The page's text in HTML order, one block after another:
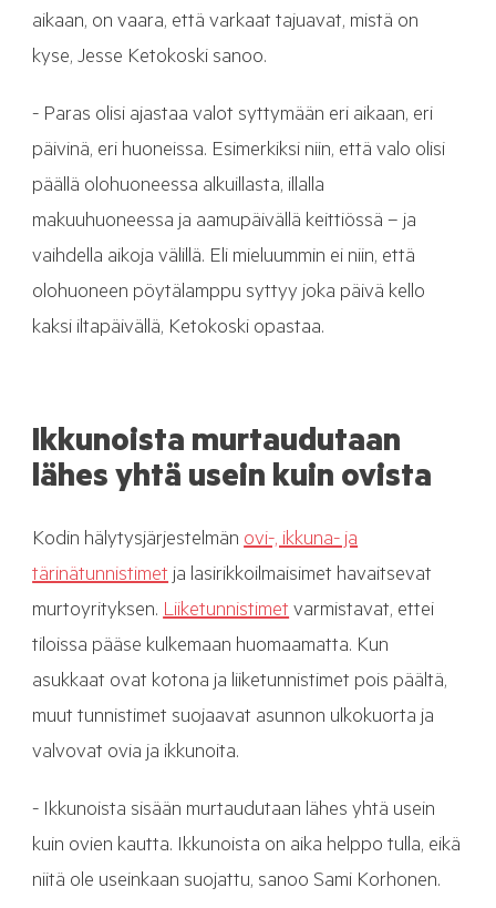
aikaan, on vaara, että varkaat tajuavat, mistä on
kyse, Jesse Ketokoski sanoo.
- Paras olisi ajastaa valot syttymään eri aikaan, eri
päivinä, eri huoneissa. Esimerkiksi niin, että valo olisi
päällä olohuoneessa alkuillasta, illalla
makuuhuoneessa ja aamupäivällä keittiössä – ja
vaihdella aikoja välillä. Eli mieluummin ei niin, että
olohuoneen pöytälamppu syttyy joka päivä kello
kaksi iltapäivällä, Ketokoski opastaa.
Ikkunoista murtaudutaan
lähes yhtä usein kuin ovista
Kodin hälytysjärjestelmän ovi-, ikkuna- ja
tärinätunnistimet ja lasirikkoilmaisimet havaitsevat
murtoyrityksen. Liiketunnistimet varmistavat, ettei
tiloissa pääse kulkemaan huomaamatta. Kun
asukkaat ovat kotona ja liiketunnistimet pois päältä,
muut tunnistimet suojaavat asunnon ulkokuorta ja
valvovat ovia ja ikkunoita.
- Ikkunoista sisään murtaudutaan lähes yhtä usein
kuin ovien kautta. Ikkunoista on aika helppo tulla, eikä
niitä ole useinkaan suojattu, sanoo Sami Korhonen.